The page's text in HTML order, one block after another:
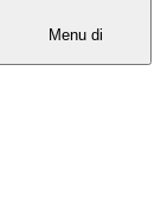
Menu di